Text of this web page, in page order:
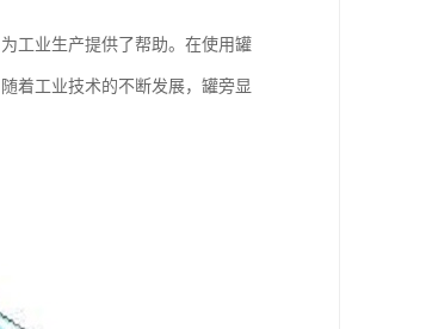
工业生产提供了帮助。在使用罐
着工业技术的不断发展，罐旁显